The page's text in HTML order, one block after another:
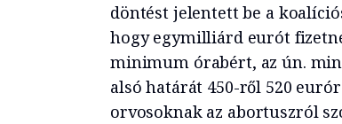
döntést jelentett be a
hogy egymilliárd eurót
minimum órabért, az ún.
alsó határát 450-ről 520
orvosoknak az abortuszról